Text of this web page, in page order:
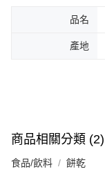
品名
產地
商品相關分類 (2)
食品/飲料 餅乾